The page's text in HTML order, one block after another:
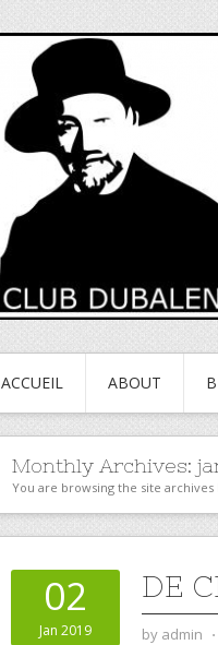
ACCUEIL ABOUT
Monthly Archives:
You are browsing the site archives
02
Jan 2019
DE
by admin ⋅